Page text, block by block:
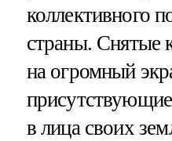
коллективного
страны. Снятые
на огромный
присутствующие
в лица своих